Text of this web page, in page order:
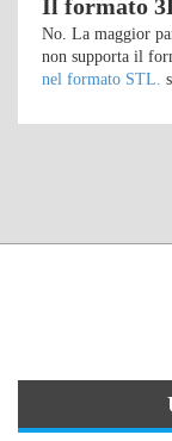
Il formato
No. La maggior
non supporta il
nel formato STL.